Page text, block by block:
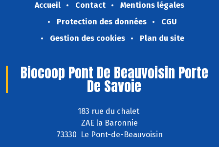
Accueil Contact
Mentions légales
Protection des données
CGU
Gestion des cookies
Plan du site
Biocoop Pont De Beauvoisin Porte
De Savoie
183 rue du chalet
ZAE la Baronnie
73330 Le Pont-de-Beauvoisin